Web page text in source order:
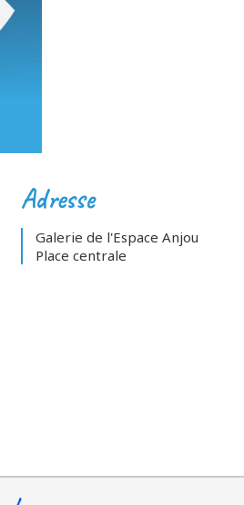
Adresse
Galerie de l'Espace Anjou
Place centrale